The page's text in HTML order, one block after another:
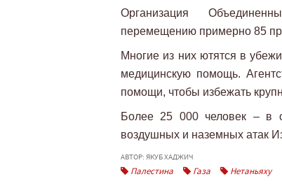
Организация
перемещению примерно 85
Многие из них ютятся в
медицинскую помощь.
помощи, чтобы избежать
Более 25 000 человек – в
воздушных и наземных атак
АВТОР: ЯКУБ ХАДЖИЧ
Палестина Газа Нетаньяху